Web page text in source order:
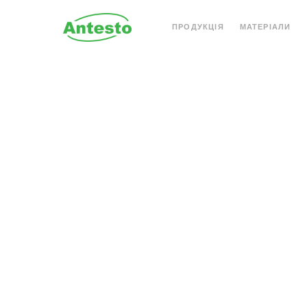
ПРОДУКЦІЯ МАТЕРІАЛИ